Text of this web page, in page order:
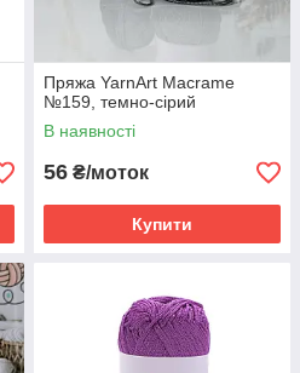
Пряжа YarnArt Macrame
№159, темно-сірий
В наявності
56 ₴/моток
Купити